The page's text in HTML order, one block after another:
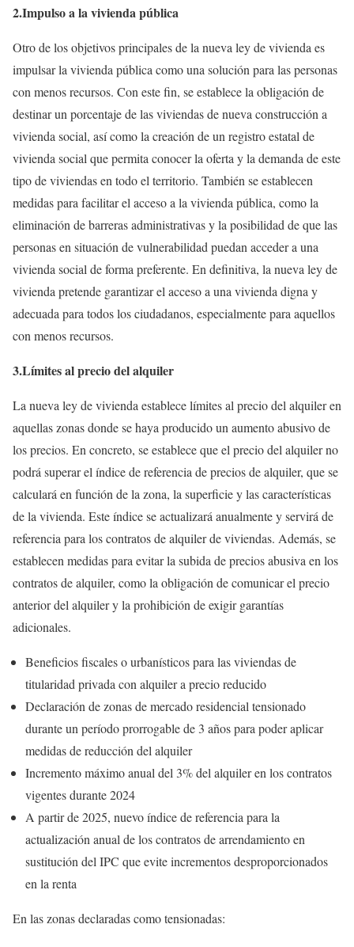
2.Impulso a la vivienda pública
Otro de los objetivos principales de la nueva ley de vivienda es
impulsar la vivienda pública como una solución para las personas
con menos recursos. Con este fin, se establece la obligación de
destinar un porcentaje de las viviendas de nueva construcción a
vivienda social, así como la creación de un registro estatal de
vivienda social que permita conocer la oferta y la demanda de este
tipo de viviendas en todo el territorio. También se establecen
medidas para facilitar el acceso a la vivienda pública, como la
eliminación de barreras administrativas y la posibilidad de que las
personas en situación de vulnerabilidad puedan acceder a una
vivienda social de forma preferente. En definitiva, la nueva ley de
vivienda pretende garantizar el acceso a una vivienda digna y
adecuada para todos los ciudadanos, especialmente para aquellos
con menos recursos.
3.Límites al precio del alquiler
La nueva ley de vivienda establece límites al precio del alquiler en
aquellas zonas donde se haya producido un aumento abusivo de
los precios. En concreto, se establece que el precio del alquiler no
podrá superar el índice de referencia de precios de alquiler, que se
calculará en función de la zona, la superficie y las características
de la vivienda. Este índice se actualizará anualmente y servirá de
referencia para los contratos de alquiler de viviendas. Además, se
establecen medidas para evitar la subida de precios abusiva en los
contratos de alquiler, como la obligación de comunicar el precio
anterior del alquiler y la prohibición de exigir garantías
adicionales.
Beneficios fiscales o urbanísticos para las viviendas de
titularidad privada con alquiler a precio reducido
Declaración de zonas de mercado residencial tensionado
durante un período prorrogable de 3 años para poder aplicar
medidas de reducción del alquiler
Incremento máximo anual del 3% del alquiler en los contratos
vigentes durante 2024
A partir de 2025, nuevo índice de referencia para la
actualización anual de los contratos de arrendamiento en
sustitución del IPC que evite incrementos desproporcionados
en la renta
En las zonas declaradas como tensionadas: